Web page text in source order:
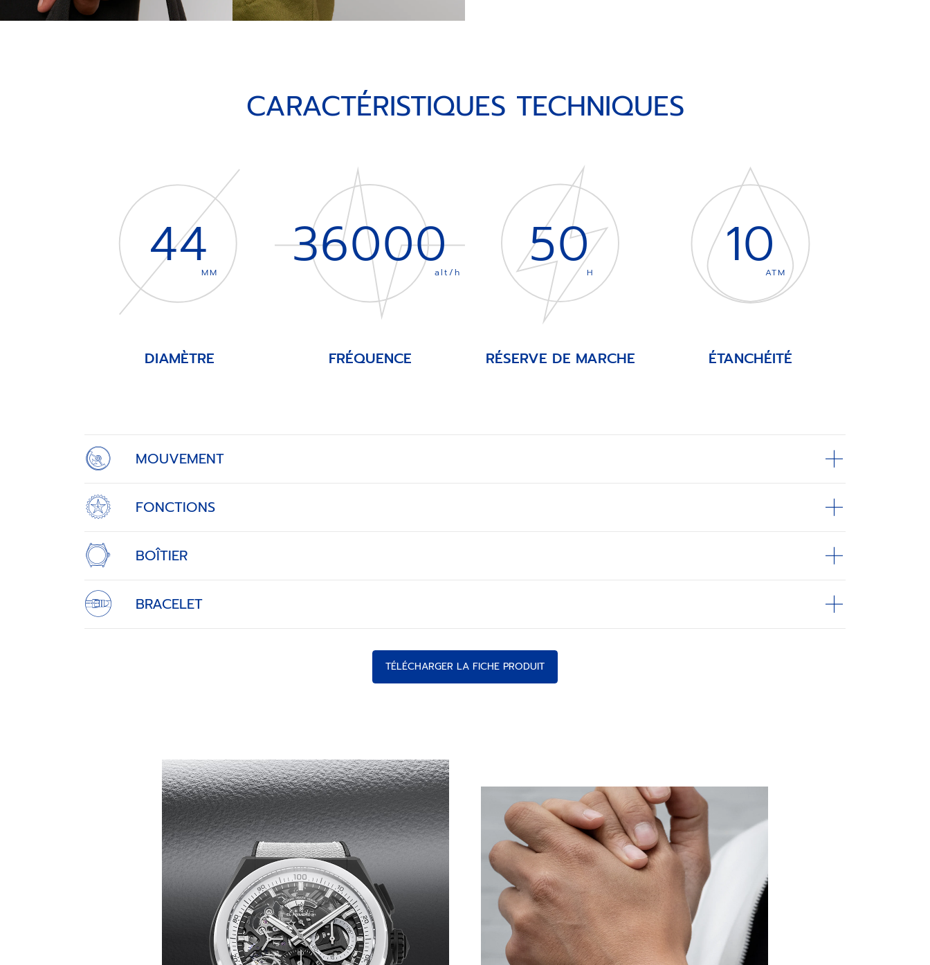
CARACTÉRISTIQUES TECHNIQUES
44MM
DIAMÈTRE
36000alt/h
FRÉQUENCE
50H
RÉSERVE DE MARCHE
10ATM
ÉTANCHÉITÉ
MOUVEMENT
FONCTIONS
BOÎTIER
BRACELET
TÉLÉCHARGER LA FICHE PRODUIT
HAUTE FRÉQUENCE, CONTRASTE PUISSANT